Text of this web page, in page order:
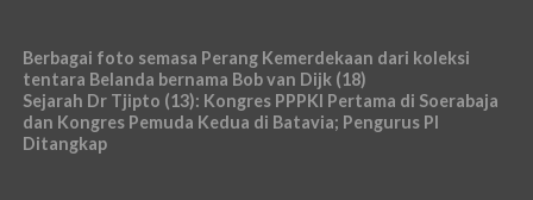
Berbagai foto semasa Perang Kemerdekaan dari koleksi
tentara Belanda bernama Bob van Dijk (18)
Sejarah Dr Tjipto (13): Kongres PPPKI Pertama di Soerabaja
dan Kongres Pemuda Kedua di Batavia; Pengurus PI
Ditangkap